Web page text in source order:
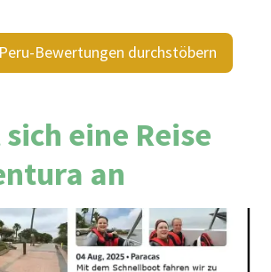
Bewertungen durchstöbern
eine Reise
an
Reise 2002 sind rund 2.000
Reiseleitern und Reisenden